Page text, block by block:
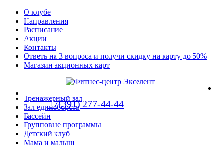
О клубе
Направления
Расписание
Акции
Контакты
Ответь на 3 вопроса и получи скидку на карту до 50%
Магазин акционных карт
+7(391) 277-44-44
Тренажерный зал
Зал единоборств
Бассейн
Групповые программы
Детский клуб
Мама и малыш